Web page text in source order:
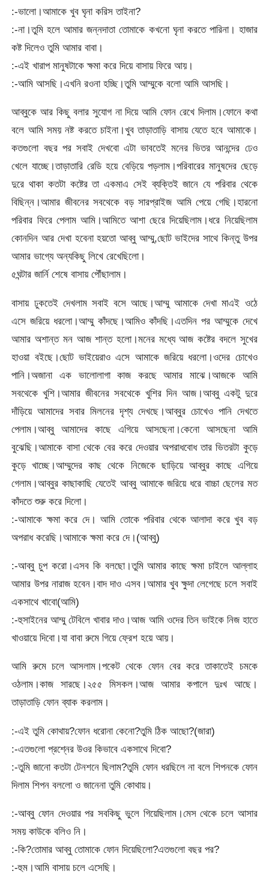
:-ভালো।আমাকে খুব ঘৃনা করিস তাইনা?
:-না।তুমি হলে আমার জন্নদাতা তোমাকে কখনো ঘৃনা করতে পারিনা। হাজার
কষ্ট দিলেও তুমি আমার বাবা।
:-এই খারাপ মানুষটাকে ক্ষমা করে দিয়ে বাসায় ফিরে আয়।
:-আমি আসছি।এখনি রওনা হচ্ছি।তুমি আম্মুকে বলো আমি আসছি।
আব্বুকে আর কিছু বলার সুযোগ না দিয়ে আমি ফোন রেখে দিলাম।ফোনে কথা
বলে আমি সময় নষ্ট করতে চাইনা।খুব তাড়াতাড়ি বাসায় যেতে হবে আমাকে।
কতগুলো বছর পর সবাই দেখবো এটা ভাবতেই মনের ভিতর আনন্দের ঢেও
খেলে যাচ্ছে।তাড়াতারি রেডি হয়ে বেড়িয়ে পড়লাম।পরিবারের মানুষদের ছেড়ে
দুরে থাকা কতটা কষ্টের তা একমাএ সেই ব্যক্তিই জানে যে পরিবার থেকে
বিছিন্ন।আমার জীবনের সবথেকে বড় সারপ্রাইজ আমি পেয়ে গেছি।হারনো
পরিবার ফিরে পেলাম আমি।আমিতে আশা ছেরে দিয়েছিলাম।ধরে নিয়েছিলাম
কোনদিন আর দেখা হবেনা হয়তো আব্বু আম্মু,ছোট ভাইদের সাথে কিন্তু উপর
আমার ভাগ্যে অন্যকিছু লিখে রেখেছিলো।
৫ঘন্টার জার্নি শেষে বাসায় পৌঁছালাম।
বাসায় ঢুকতেই দেখলাম সবাই বসে আছে।আম্মু আমাকে দেখা মাএই ওঠে
এসে জরিয়ে ধরলো।আম্মু কাঁদছে।আমিও কাঁদছি।এতদিন পর আম্মুকে দেখে
আমার অশান্ত মন আজ শান্ত হলো।মনের মধ্যে আজ কষ্টের বদলে সুখের
হাওয়া বইছে।ছোট ভাইয়েরাও এসে আমাকে জরিয়ে ধরলো।ওদের চোখেও
পানি।অজানা এক ভালোলাগা কাজ করছে আমার মাঝে।আজকে আমি
সবথেকে খুশি।আমার জীবনের সবথেকে খুশির দিন আজ।আব্বু একটু দুরে
দাঁড়িয়ে আমাদের সবার মিলনের দৃশ্য দেখছে।আব্বুর চোখেও পানি দেখতে
পেলাম।আব্বু আমাদের কাছে এগিয়ে আসছেনা।কেনো আসছেনা আমি
বুঝেছি।আমাকে বাসা থেকে বের করে দেওয়ার অপরাধবোধ তার ভিতরটা কুড়ে
কুড়ে খাচ্ছে।আম্মুদের কাছ থেকে নিজেকে ছাড়িয়ে আব্বুর কাছে এগিয়ে
গেলাম।আব্বুর কাছাকাছি যেতেই আব্বু আমাকে জরিয়ে ধরে বাচ্চা ছেলের মত
কাঁদতে শুরু করে দিলো।
:-আমাকে ক্ষমা করে দে। আমি তোকে পরিবার থেকে আলাদা করে খুব বড়
অপরাধ করেছি।আমাকে ক্ষমা করে দে।(আব্বু)
:-আব্বু চুপ করো।এসব কি বলছো।তুমি আমার কাছে ক্ষমা চাইলে আল্লাহ
আমার উপর নারাজ হবেন।বাদ দাও এসব।আমার খুব ক্ষুদা লেগেছে চলে সবাই
একসাথে খাবো(আমি)
:-হুসাইনের আম্মু টেবিলে খাবার দাও।আজ আমি ওদের তিন ভাইকে নিজ হাতে
খাওয়ায়ে দিবো।যা বাবা রুমে গিয়ে ফ্রেশ হয়ে আয়।
আমি রুমে চলে আসলাম।পকেট থেকে ফোন বের করে তাকাতেই চমকে
ওঠলাম।কাজ সারছে।২৫৫ মিসকল।আজ আমার কপালে দুঃখ আছে।
তাড়াতাড়ি ফোন ব্যাক করলাম।
:-এই তুমি কোথায়?ফোন ধরোনা কেনো?তুমি ঠিক আছো?(জারা)
:-এতগুলো প্রশ্নের উওর কিভাবে একসাথে দিবো?
:-তুমি জানো কতটা টেনশনে ছিলাম?তুমি ফোন ধরছিলে না বলে শিপনকে ফোন
দিলাম শিপন বললো ও জানেনা তুমি কোথায়।
:-আব্বু ফোন দেওয়ার পর সবকিছু ভুলে গিয়েছিলাম।মেস থেকে চলে আসার
সময় কাউকে বলিও নি।
:-কি?তোমার আব্বু তোমাকে ফোন দিয়েছিলো?এতগুলো বছর পর?
:-হুম।আমি বাসায় চলে এসেছি।